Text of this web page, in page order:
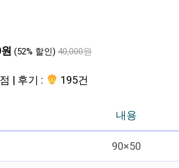
(52% 할인) 40,000원
| 후기 : 195건
내용
90×50